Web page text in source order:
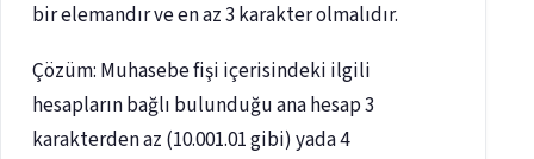
bir elemandır ve en az 3 karakter olmalıdır.
Çözüm: Muhasebe fişi içerisindeki ilgili
hesapların bağlı bulunduğu ana hesap 3
karakterden az (10.001.01 gibi) yada 4